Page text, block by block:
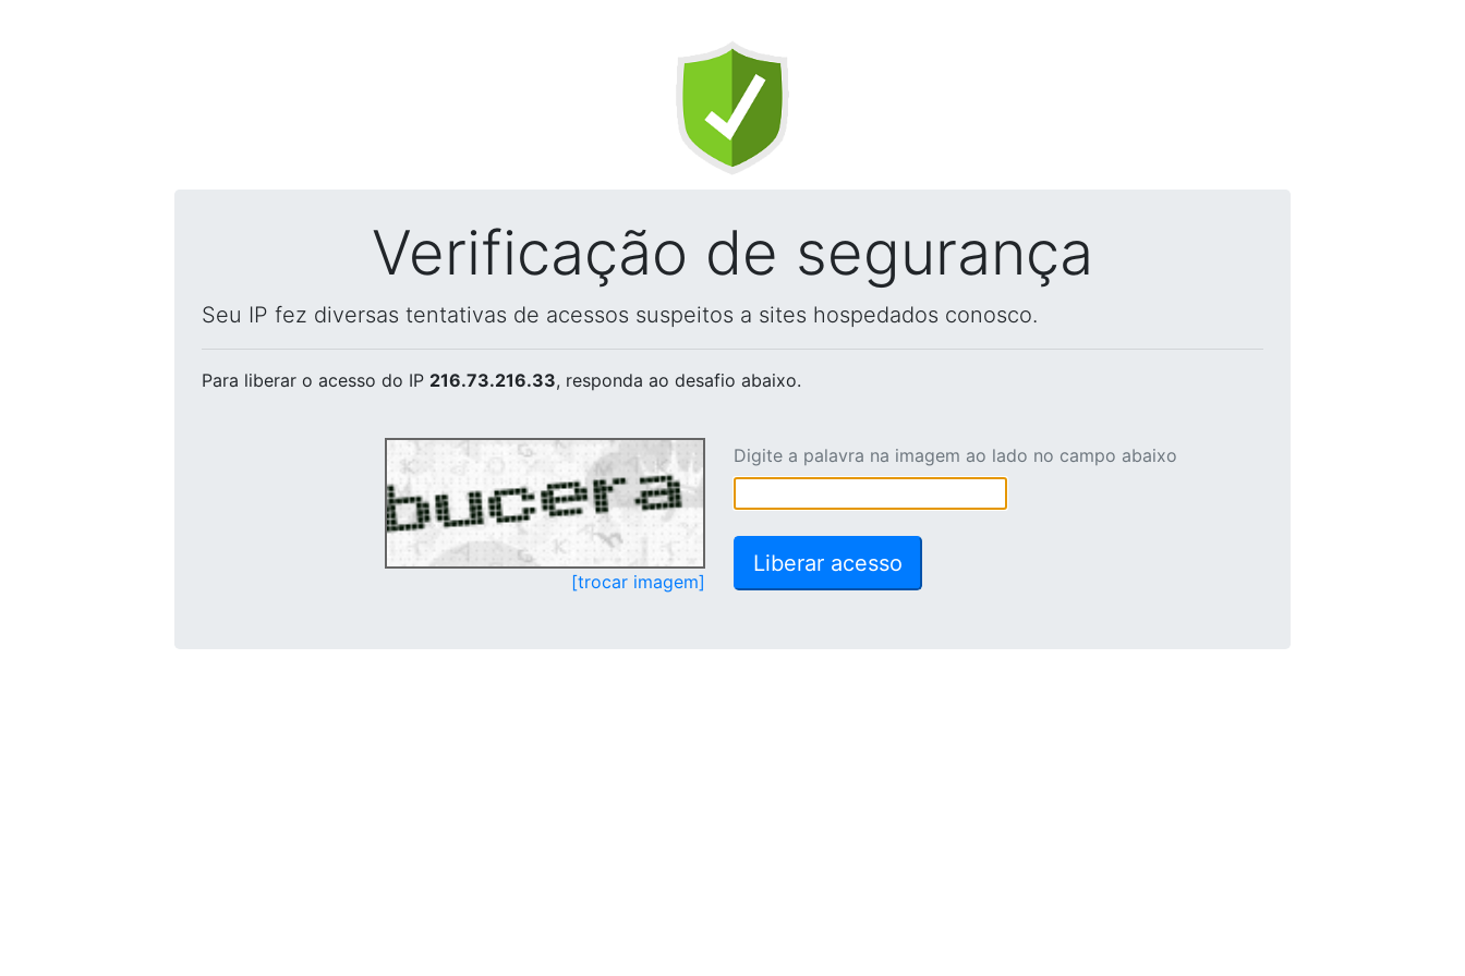
Verificação de segurança
Seu IP fez diversas tentativas de acessos suspeitos a sites hospedados conosco.
Para liberar o acesso do IP 216.73.216.33, responda ao desafio abaixo.
[trocar imagem]
Digite a palavra na imagem ao lado no campo abaixo